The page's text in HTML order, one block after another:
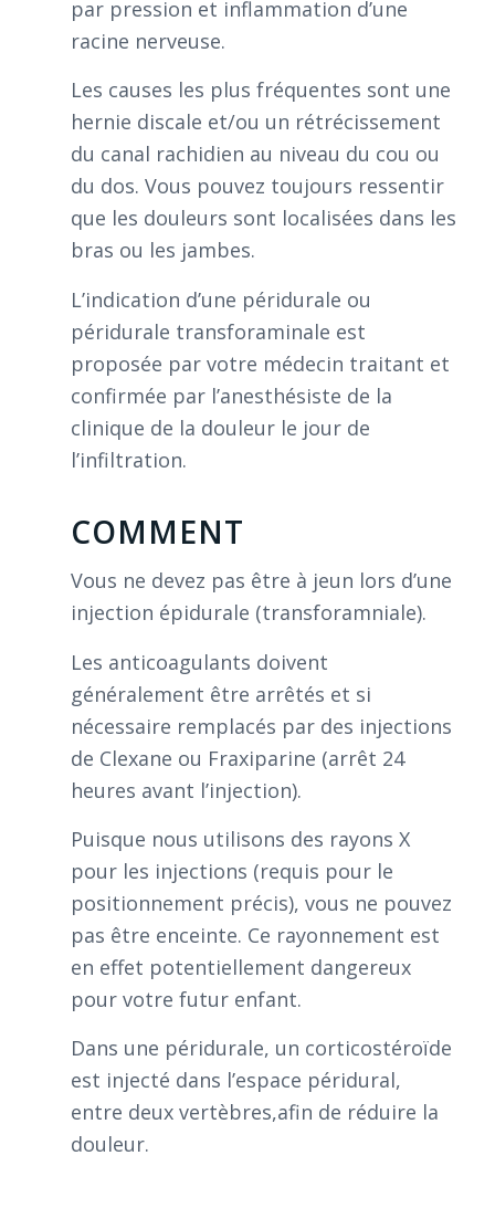
par pression et inflammation d’une
racine nerveuse.
Les causes les plus fréquentes sont une
hernie discale et/ou un rétrécissement
du canal rachidien au niveau du cou ou
du dos. Vous pouvez toujours ressentir
que les douleurs sont localisées dans les
bras ou les jambes.
L’indication d’une péridurale ou
péridurale transforaminale est
proposée par votre médecin traitant et
confirmée par l’anesthésiste de la
clinique de la douleur le jour de
l’infiltration.
COMMENT
Vous ne devez pas être à jeun lors d’une
injection épidurale (transforamniale).
Les anticoagulants doivent
généralement être arrêtés et si
nécessaire remplacés par des injections
de Clexane ou Fraxiparine (arrêt 24
heures avant l’injection).
Puisque nous utilisons des rayons X
pour les injections (requis pour le
positionnement précis), vous ne pouvez
pas être enceinte. Ce rayonnement est
en effet potentiellement dangereux
pour votre futur enfant.
Dans une péridurale, un corticostéroïde
est injecté dans l’espace péridural,
entre deux vertèbres,afin de réduire la
douleur.